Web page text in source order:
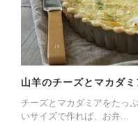
山羊のチーズとマカダミ
チーズとマカダミアをたっ
いサイズで作れば、お弁...